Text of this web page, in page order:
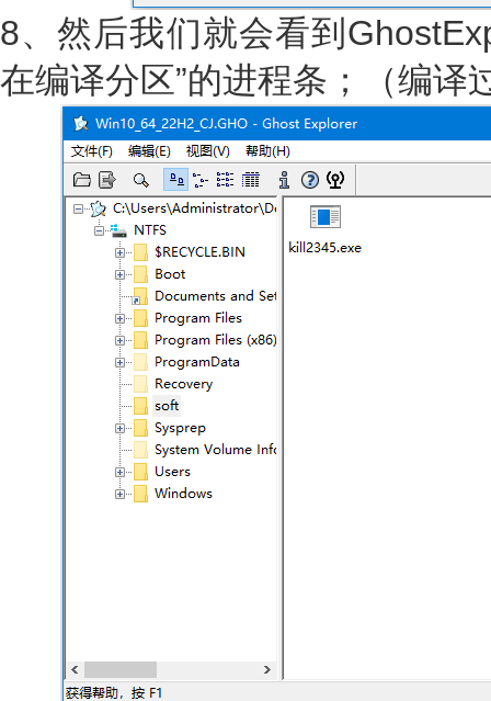
8、然后我们就会看到
在编译分区”的进程条；（编译